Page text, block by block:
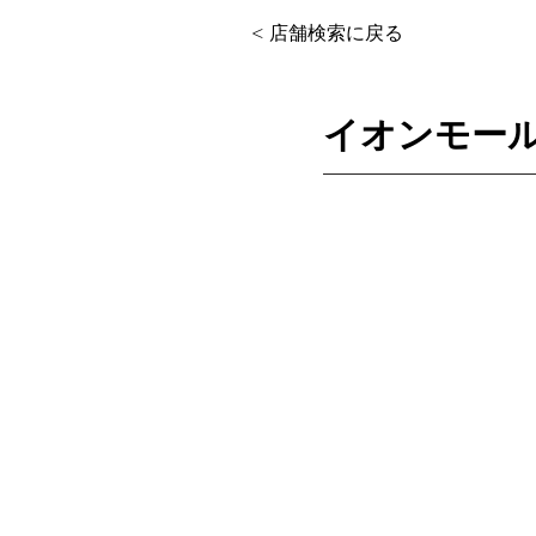
< 店舗検索に戻る
イオンモー